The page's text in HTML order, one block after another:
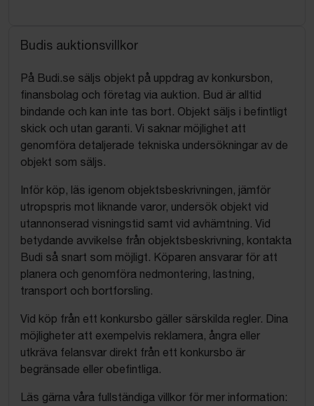
Budis auktionsvillkor
På Budi.se säljs objekt på uppdrag av konkursbon,
finansbolag och företag via auktion. Bud är alltid
bindande och kan inte tas bort. Objekt säljs i befintligt
skick och utan garanti. Vi saknar möjlighet att
genomföra detaljerade tekniska undersökningar av de
objekt som säljs.
Inför köp, läs igenom objektsbeskrivningen, jämför
utropspris mot liknande varor, undersök objekt vid
utannonserad visningstid samt vid avhämtning. Vid
betydande avvikelse från objektsbeskrivning, kontakta
Budi så snart som möjligt. Köparen ansvarar för att
planera och genomföra nedmontering, lastning,
transport och bortforsling.
Vid köp från ett konkursbo gäller särskilda regler. Dina
möjligheter att exempelvis reklamera, ångra eller
utkräva felansvar direkt från ett konkursbo är
begränsade eller obefintliga.
Läs gärna våra fullständiga villkor för mer information: